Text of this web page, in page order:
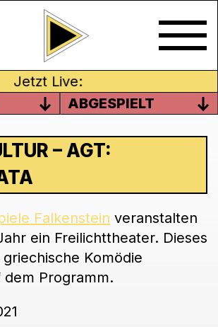
Jetzt Live:
ABGESPIELT
– AGT:
Falkenstein veranstalten
ein Freilichttheater. Dieses
Komödie
dem Programm.